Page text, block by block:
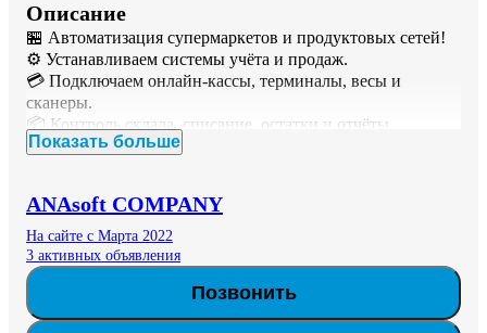
Описание
🏪 Автоматизация супермаркетов и продуктовых сетей!
⚙️ Устанавливаем системы учёта и продаж.
💳 Подключаем онлайн-кассы, терминалы, весы и
сканеры.
📦 Контроль склада, списание, остатки и отчёты.
👨‍💼 Обучаем персонал и обеспечиваем поддержку.
магазина и супермаркета!
Показать больше
ANAsoft COMPANY
На сайте с Марта 2022
3 активных объявления
Позвонить